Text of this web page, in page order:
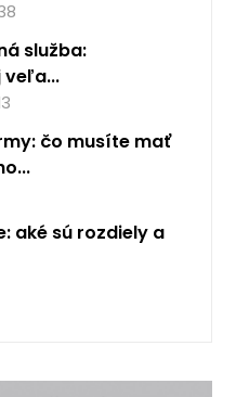
služba:
čo musíte mať
aké sú rozdiely a